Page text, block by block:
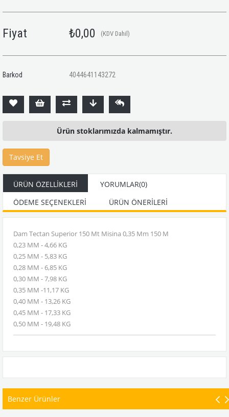
Fiyat ₺0,00 (KDV Dahil)
Barkod 4044641143272
Ürün stoklarımızda kalmamıştır.
Tavsiye Et
ÜRÜN ÖZELLIKLERI YORUMLAR(0)
ÖDEME SEÇENEKLERI
ÜRÜN ÖNERILERI
Dam Tectan Superior 150 Mt Misina 0,35 Mm 150 M
0,23 MM - 4,66 KG
0,25 MM - 5,83 KG
0,28 MM - 6,85 KG
0,30 MM - 7,98 KG
0,35 MM -11,17 KG
0,40 MM - 13,26 KG
0,45 MM - 17,33 KG
0,50 MM - 19,48 KG
Benzer Ürünler